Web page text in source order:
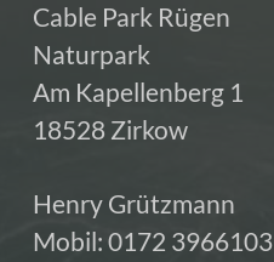
Cable Park Rügen
Naturpark
Am Kapellenberg 1
18528 Zirkow
Henry Grützmann
Mobil: 0172 3966103